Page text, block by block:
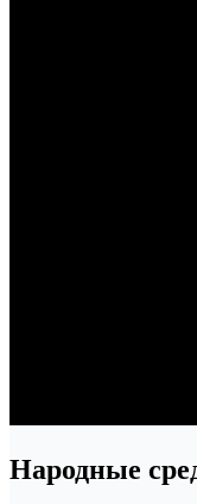
Народные